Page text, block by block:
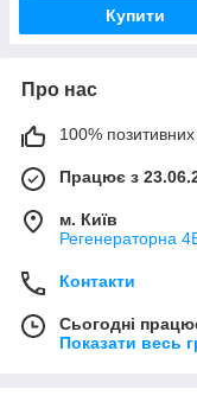
Купити
Про нас
100% позитивних
Працює з
м. Київ
Регенераторна
Контакти
Сьогодні
Показати весь